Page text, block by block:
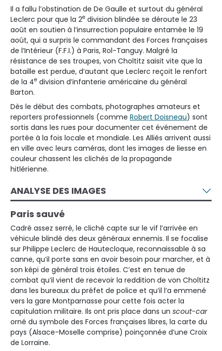
Il a fallu l’obstination de De Gaulle et surtout du général
Leclerc pour que la 2e division blindée se déroute le 23
août en soutien à l’insurrection populaire entamée le 19
août, qui a surpris le commandant des Forces françaises
de l’Intérieur (F.F.I.) à Paris, Rol-Tanguy. Malgré la
résistance de ses troupes, von Choltitz saisit vite que la
bataille est perdue, d’autant que Leclerc reçoit le renfort
de la 4e division d’infanterie américaine du général
Barton.
Dès le début des combats, photographes amateurs et
reporters professionnels (comme Robert Doisneau) sont
sortis dans les rues pour documenter cet événement de
portée à la fois locale et mondiale. Les Alliés arrivent aussi
en ville avec leurs caméras, dont les images de liesse en
couleur chassent les clichés de la propagande
hitlérienne.
ANALYSE DES IMAGES
Paris sauvé
Cadré assez serré, le cliché capte sur le vif l’arrivée en
véhicule blindé des deux généraux ennemis. Il se focalise
sur Philippe Leclerc de Hautecloque, reconnaissable à sa
canne, qu’il porte sans en avoir besoin pour marcher, et à
son képi de général trois étoiles. C’est en tenue de
combat qu’il vient de recevoir la reddition de von Choltitz
dans les bureaux du préfet de police et qu’il l’a emmené
vers la gare Montparnasse pour cette fois acter la
capitulation militaire. Ils ont pris place dans un scout-car
orné du symbole des Forces françaises libres, la carte du
pays (Alsace-Moselle comprise) poinçonnée d’une Croix
de Lorraine.